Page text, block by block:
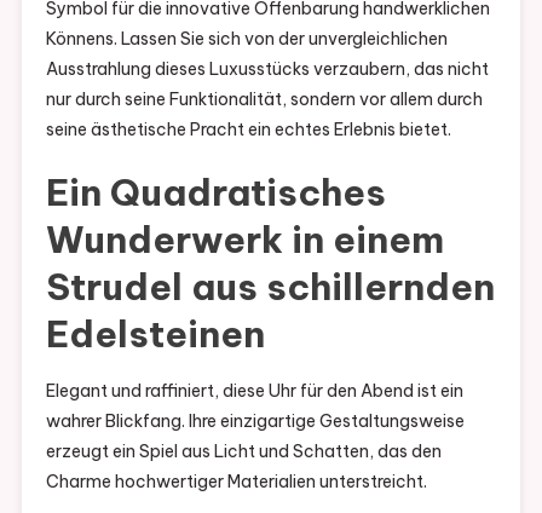
Symbol für die innovative Offenbarung handwerklichen
Könnens. Lassen Sie sich von der unvergleichlichen
Ausstrahlung dieses Luxusstücks verzaubern, das nicht
nur durch seine Funktionalität, sondern vor allem durch
seine ästhetische Pracht ein echtes Erlebnis bietet.
Ein Quadratisches
Wunderwerk in einem
Strudel aus schillernden
Edelsteinen
Elegant und raffiniert, diese Uhr für den Abend ist ein
wahrer Blickfang. Ihre einzigartige Gestaltungsweise
erzeugt ein Spiel aus Licht und Schatten, das den
Charme hochwertiger Materialien unterstreicht.